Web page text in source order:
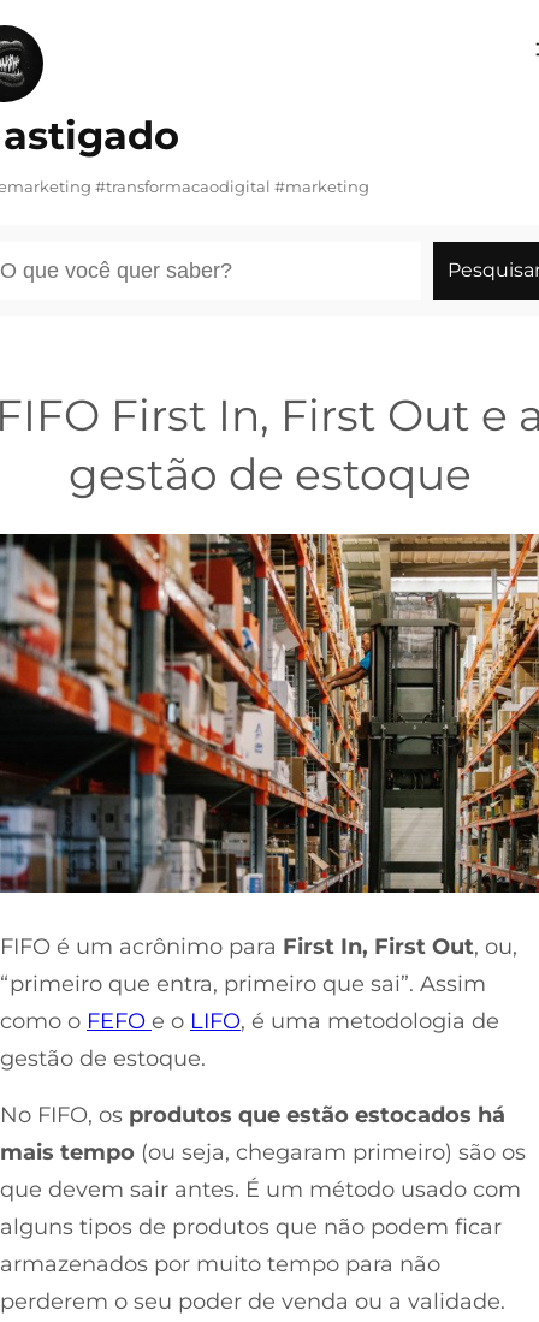
para
o
conteúdo
#transformacaodigital #marketing
First In, First Out e
gestão de estoque
FIFO é um acrônimo para First In, First Out, ou,
“primeiro que entra, primeiro que sai”. Assim
como o FEFO e o LIFO, é uma metodologia de
gestão de estoque.
No FIFO, os produtos que estão estocados há
mais tempo (ou seja, chegaram primeiro) são os
que devem sair antes. É um método usado com
alguns tipos de produtos que não podem ficar
armazenados por muito tempo para não
perderem o seu poder de venda ou a validade.